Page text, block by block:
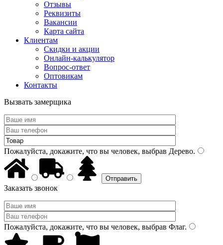
Отзывы
Реквизиты
Вакансии
Карта сайта
Клиентам
Скидки и акции
Онлайн-калькулятор
Вопрос-ответ
Оптовикам
Контакты
Вызвать замерщика
Пожалуйста, докажите, что вы человек, выбрав Дерево.
Заказать звонок
Пожалуйста, докажите, что вы человек, выбрав Флаг.